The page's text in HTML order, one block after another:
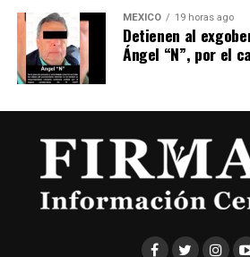
MÉXICO 19 horas ago
Detienen al
Ángel “N”, por el